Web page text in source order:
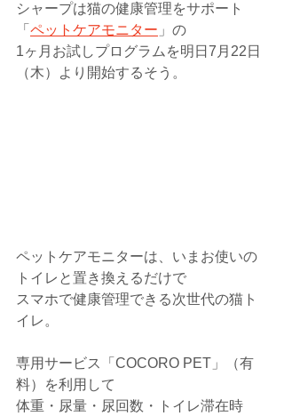
シャープは猫の健康管理をサポート
「 ペットケアモニター 」の
1ヶ月お試しプログラムを明日7月22日
（木）より開始するそう。
ペットケアモニターは、いまお使いの
トイレと置き換えるだけで
スマホで健康管理できる次世代の猫ト
イレ。
専用サービス「COCORO PET」（有
料）を利用して
体重・尿量・尿回数・トイレ滞在時